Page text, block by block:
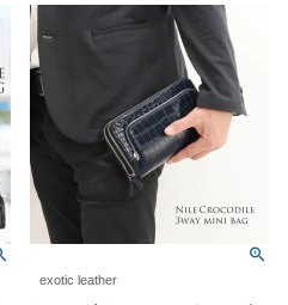
exotic leather